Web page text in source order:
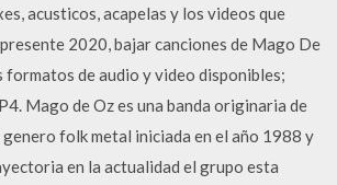
acusticos, acapelas y los videos que
2020, bajar canciones de Mago De
formatos de audio y video disponibles;
Mago de Oz es una banda originaria de
folk metal iniciada en el año 1988 y
en la actualidad el grupo esta